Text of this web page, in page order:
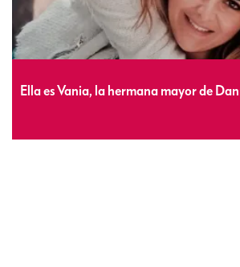
Ella es Vania, la hermana mayor de